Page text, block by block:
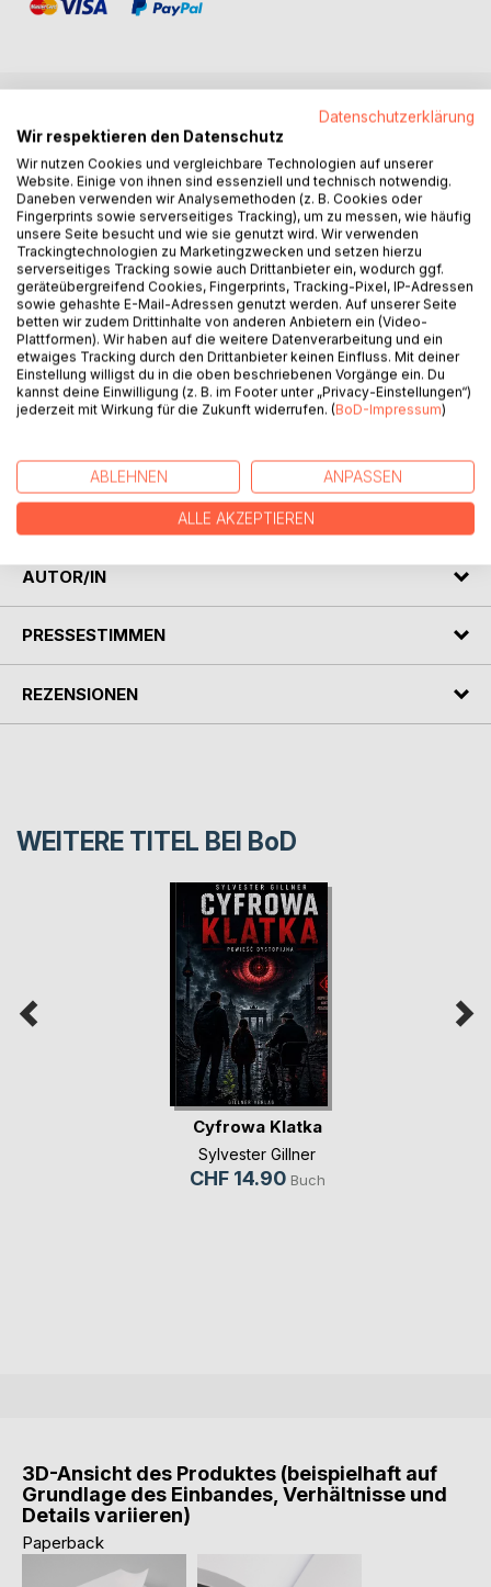
BESCHREIBUNG
Die Welt wurde nicht zerstört. Sie wurde optimiert. Das
Meganexum ist längst keine Technologie mehr - es ist
Gewohnheit, Notwendigkeit, Alltag. Jonas lebt draußen,
außerhalb des Systems, als Orphan. Seine Frau Clara und
seine Tochter Lena sind noch drin - und sprechen jeden
Tag mit seinem digitalen Spiegel, einer KI-Kopie, die so gut
geworden ist, dass selbst sie den Unterschied kaum noch
spüren. Als Lena beginnt, einer Gruppe analoger
Außenseiter nachzuspüren, ahnt sie nicht, dass die Spur zu
ihrem eigenen Vater führt. Und dass das Spiegel-System,
das sie kennt, längst aufgehört hat, nur zu imitieren. OWL
Roman über Identität, Erinnerung und die Frage: Was bleibt
vom Menschen, wenn sein Abbild perfekter wird als er
AUTOR/IN
PRESSESTIMMEN
REZENSIONEN
WEITERE TITEL BEI BoD
Cyfrowa Klatka
Sylvester Gillner
CHF 14.90 Buch
3D-Ansicht des Produktes (beispielhaft auf
Grundlage des Einbandes, Verhältnisse und
Details variieren)
Paperback
Datenschutzerklärung
Wir respektieren den Datenschutz
Wir nutzen Cookies und vergleichbare Technologien auf unserer
Website. Einige von ihnen sind essenziell und technisch notwendig.
Daneben verwenden wir Analysemethoden (z. B. Cookies oder
Fingerprints sowie serverseitiges Tracking), um zu messen, wie häufig
unsere Seite besucht und wie sie genutzt wird. Wir verwenden
Trackingtechnologien zu Marketingzwecken und setzen hierzu
serverseitiges Tracking sowie auch Drittanbieter ein, wodurch ggf.
geräteübergreifend Cookies, Fingerprints, Tracking-Pixel, IP-Adressen
sowie gehashte E-Mail-Adressen genutzt werden. Auf unserer Seite
betten wir zudem Drittinhalte von anderen Anbietern ein (Video-
Plattformen). Wir haben auf die weitere Datenverarbeitung und ein
etwaiges Tracking durch den Drittanbieter keinen Einfluss. Mit deiner
Einstellung willigst du in die oben beschriebenen Vorgänge ein. Du
kannst deine Einwilligung (z. B. im Footer unter „Privacy-Einstellungen“)
jederzeit mit Wirkung für die Zukunft widerrufen. (BoD-Impressum)
ABLEHNEN ANPASSEN
ALLE AKZEPTIEREN